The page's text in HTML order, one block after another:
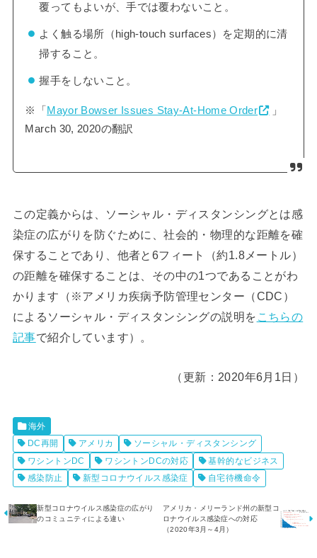
覆ってもよいが、手では覆わないこと。
よく触る場所（high-touch surfaces）を定期的に清
掃すること。
握手をしないこと。
※「 Mayor Bowser Issues Stay-At-Home Order
」
March 30, 2020の翻訳
この定義からは、ソーシャル・ディスタンシングとは感
染症の広がりを防ぐために、社会的・物理的な距離を確
保することであり、他者と6フィート（約1.8メートル）
の距離を確保することは、その中の1つであることがわ
かります（※アメリカ疾病予防管理センター（CDC）
によるソーシャル・ディスタンシングの説明を こちらの
記事で紹介しています）。
（更新：2020年6月1日）
海外
DC再開
アメリカ
ソーシャル・ディスタンシング
ワシントンDC
ワシントンDCの対応
基幹的なビジネス
感染防止
新型コロナウイルス感染症 自宅待機命令
新型コロナウイルス感染症の広がり
のコミュニティによる違い
アメリカ・メリーランド州の新型コ
ロナウイルス感染症への対応
（2020年3月～4月）